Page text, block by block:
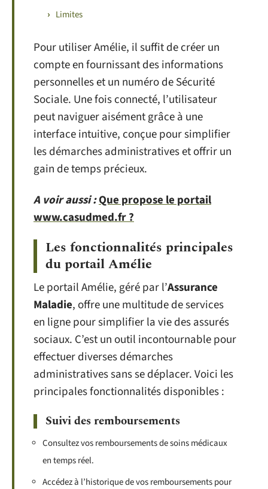
Limites
Pour utiliser Amélie, il suffit de créer un
compte en fournissant des informations
personnelles et un numéro de Sécurité
Sociale. Une fois connecté, l’utilisateur
peut naviguer aisément grâce à une
interface intuitive, conçue pour simplifier
les démarches administratives et offrir un
gain de temps précieux.
A voir aussi :Que propose le portail
www.casudmed.fr ?
Les fonctionnalités principales
du portail Amélie
Le portail Amélie, géré par l’Assurance
Maladie, offre une multitude de services
en ligne pour simplifier la vie des assurés
sociaux. C’est un outil incontournable pour
effectuer diverses démarches
administratives sans se déplacer. Voici les
principales fonctionnalités disponibles :
Suivi des remboursements
Consultez vos remboursements de soins médicaux
en temps réel.
Accédez à l’historique de vos remboursements pour